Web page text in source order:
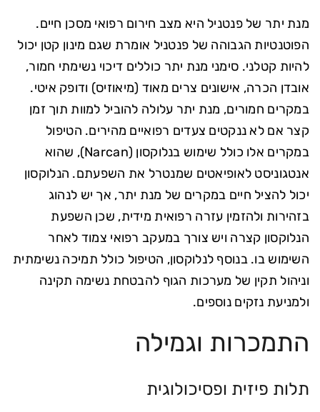
מנת יתר של פנטניל היא מצב חירום רפואי מסכן חיים.
הפוטנטיות הגבוהה של פנטניל אומרת שגם מינון קטן יכול
להיות קטלני. סימני מנת יתר כוללים דיכוי נשימתי חמור,
אובדן הכרה, אישונים צרים מאוד (מיאוזיס) ודופק איטי.
במקרים חמורים, מנת יתר עלולה להוביל למוות תוך זמן
קצר אם לא ננקטים צעדים רפואיים מהירים. הטיפול
במקרים אלו כולל שימוש בנלוקסון (Narcan), שהוא
אנטגוניסט לאופיאטים שמנטרל את השפעתם. הנלוקסון
יכול להציל חיים במקרים של מנת יתר, אך יש לנהוג
בזהירות ולהזמין עזרה רפואית מידית, שכן השפעת
הנלוקסון קצרה ויש צורך במעקב רפואי צמוד לאחר
השימוש בו. בנוסף לנלוקסון, הטיפול כולל תמיכה נשימתית
וניהול תקין של מערכות הגוף להבטחת נשימה תקינה
ולמניעת נזקים נוספים.
התמכרות וגמילה
תלות פיזית ופסיכולוגית